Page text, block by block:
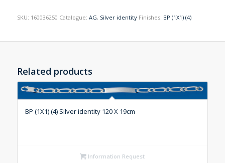
SKU: 160036250 Catalogue: AG, Silver identity Finishes: BP (1X1) (4)
Related products
BP (1X1) (4) Silver identity 120 X 19cm
Information Request